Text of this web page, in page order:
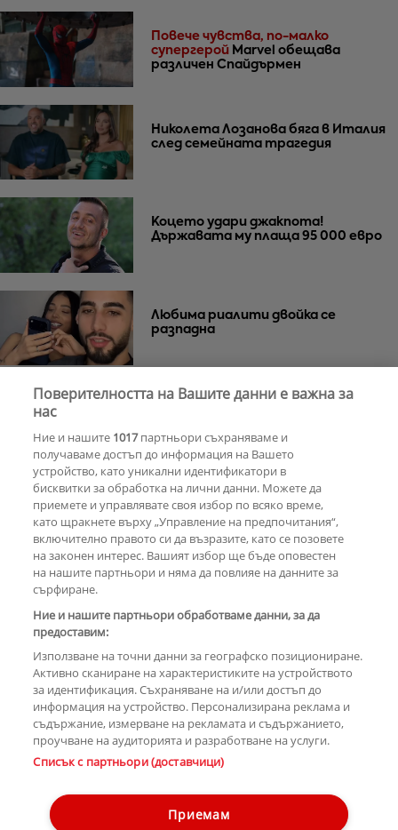
Повече чувства, по-малко
супергерой Marvel обещава
различен Спайдърмен
Николета Лозанова бяга в Италия
след семейната трагедия
Коцето удари джакпота!
Държавата му плаща 95 000 евро
Любима риалити двойка се
разпадна
за раздялата с Дара?
РЕКЛАМА
КОМЕНТАРИ
Copyright © 2007-2026 Hotnews.bg. Всички права запазени.
Контакти Общи условия
Етични правила на НСС
Лични данни
Управление на предпочитания
Поверителността на Вашите данни е важна за
нас
Ние и нашите 1017партньори съхраняваме и
получаваме достъп до информация на Вашето
устройство, като уникални идентификатори в
бисквитки за обработка на лични данни. Можете да
приемете и управлявате своя избор по всяко време,
като щракнете върху „Управление на предпочитания“,
включително правото си да възразите, като се позовете
на законен интерес. Вашият избор ще бъде оповестен
на нашите партньори и няма да повлияе на данните за
сърфиране.
Ние и нашите партньори обработваме данни, за да
предоставим:
Използване на точни данни за географско позициониране.
Активно сканиране на характеристиките на устройството
за идентификация. Съхраняване на и/или достъп до
информация на устройство. Персонализирана реклама и
съдържание, измерване на рекламата и съдържанието,
проучване на аудиторията и разработване на услуги.
Списък с партньори (доставчици)
Приемам